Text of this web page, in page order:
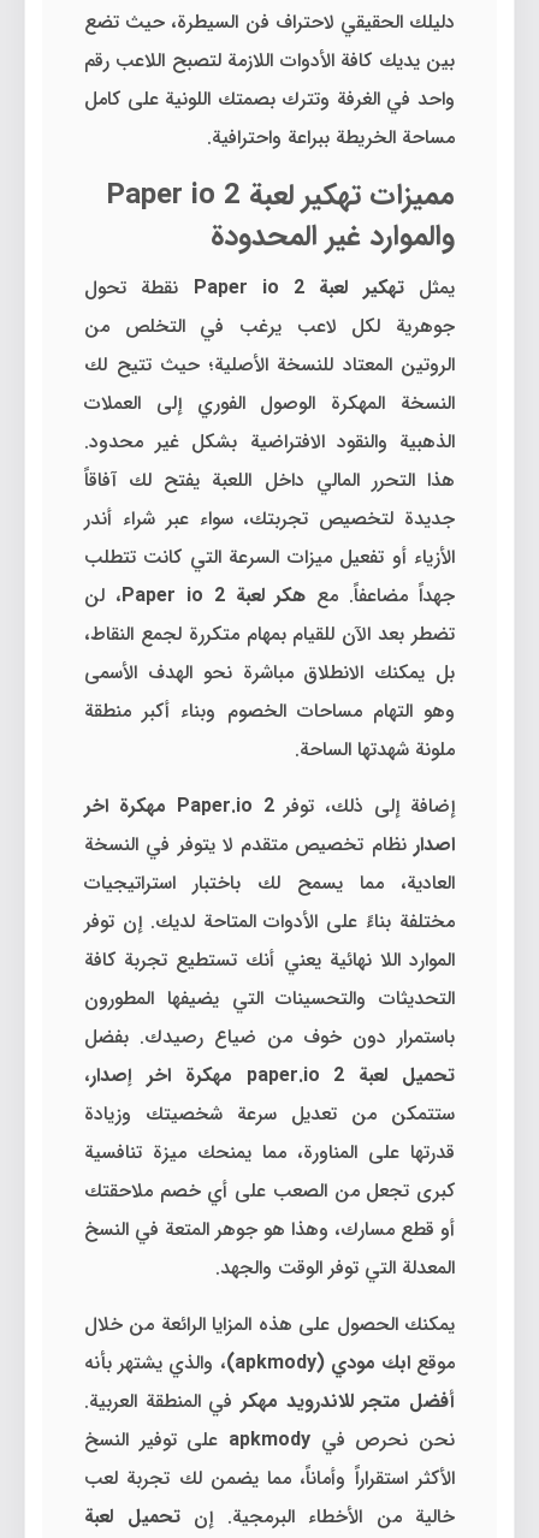
دليلك الحقيقي لاحتراف فن السيطرة، حيث تضع
بين يديك كافة الأدوات اللازمة لتصبح اللاعب رقم
واحد في الغرفة وتترك بصمتك اللونية على كامل
مساحة الخريطة ببراعة واحترافية.
مميزات تهكير لعبة Paper io 2
والموارد غير المحدودة
يمثلتهكير لعبة Paper io 2
نقطة تحول
جوهرية لكل لاعب يرغب في التخلص من
الروتين المعتاد للنسخة الأصلية؛ حيث تتيح لك
النسخة المهكرة الوصول الفوري إلى العملات
الذهبية والنقود الافتراضية بشكل غير محدود.
هذا التحرر المالي داخل اللعبة يفتح لك آفاقاً
جديدة لتخصيص تجربتك، سواء عبر شراء أندر
الأزياء أو تفعيل ميزات السرعة التي كانت تتطلب
جهداً مضاعفاً. مع هكر لعبة Paper io 2
، لن
تضطر بعد الآن للقيام بمهام متكررة لجمع النقاط،
بل يمكنك الانطلاق مباشرة نحو الهدف الأسمى
وهو التهام مساحات الخصوم وبناء أكبر منطقة
ملونة شهدتها الساحة.
إضافة إلى ذلك، توفر
Paper.io 2 مهكرة اخر
اصدار نظام تخصيص متقدم لا يتوفر في النسخة
العادية، مما يسمح لك باختبار استراتيجيات
مختلفة بناءً على الأدوات المتاحة لديك. إن توفر
الموارد اللا نهائية يعني أنك تستطيع تجربة كافة
التحديثات والتحسينات التي يضيفها المطورون
باستمرار دون خوف من ضياع رصيدك. بفضل
تحميل لعبة paper.io 2 مهكرة اخر إصدار
،
ستتمكن من تعديل سرعة شخصيتك وزيادة
قدرتها على المناورة، مما يمنحك ميزة تنافسية
كبرى تجعل من الصعب على أي خصم ملاحقتك
أو قطع مسارك، وهذا هو جوهر المتعة في النسخ
المعدلة التي توفر الوقت والجهد.
يمكنك الحصول على هذه المزايا الرائعة من خلال
موقعابك مودي (apkmody)
، والذي يشتهر بأنه
أفضل متجر للاندرويد مهكر في المنطقة العربية.
نحن نحرص في apkmody على توفير النسخ
الأكثر استقراراً وأماناً، مما يضمن لك تجربة لعب
خالية من الأخطاء البرمجية. إنتحميل لعبة